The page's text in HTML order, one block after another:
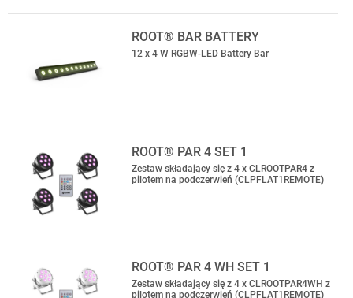
ROOT® BAR BATTERY
12 x 4 W RGBW-LED Battery Bar
ROOT® PAR 4 SET 1
Zestaw składający się z 4 x CLROOTPAR4 z
pilotem na podczerwień (CLPFLAT1REMOTE)
ROOT® PAR 4 WH SET 1
Zestaw składający się z 4 x CLROOTPAR4WH z
pilotem na podczerwień (CLPFLAT1REMOTE)